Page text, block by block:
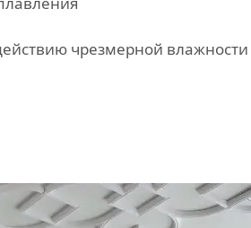
чрезмерной влажности